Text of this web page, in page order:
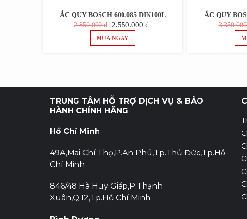
ẮC QUY BOSCH 600.085 DIN100L
2.850.000₫
GIÁ
GỐC
LÀ:
2.550.000 ₫
MUA NGAY
ẮC QUY
TRUNG TÂM HỖ TRỢ DỊCH VỤ & BẢO
HÀNH CHÍNH HÃNG
Hồ Chí Minh
49A,Mai Chí Thọ,P.An Phú,Tp.Thủ Đức,Tp.Hồ
Chí Minh
846/48 Hà Huy Giáp,P.Thạnh
Xuân,Q.12,Tp.Hồ Chí Minh